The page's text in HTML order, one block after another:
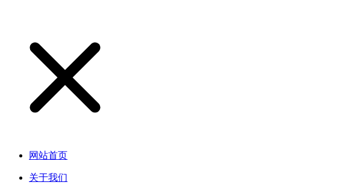
网站首页
关于我们